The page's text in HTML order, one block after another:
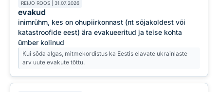
REIJO ROOS | 31.07.2026
evakud
inimrühm, kes on ohupiirkonnast (nt sõjakoldest või
katastroofide eest) ära evakueeritud ja teise kohta
ümber kolinud
Kui sõda algas, mitmekordistus ka Eestis elavate ukrainlaste
arv uute evakute tõttu.